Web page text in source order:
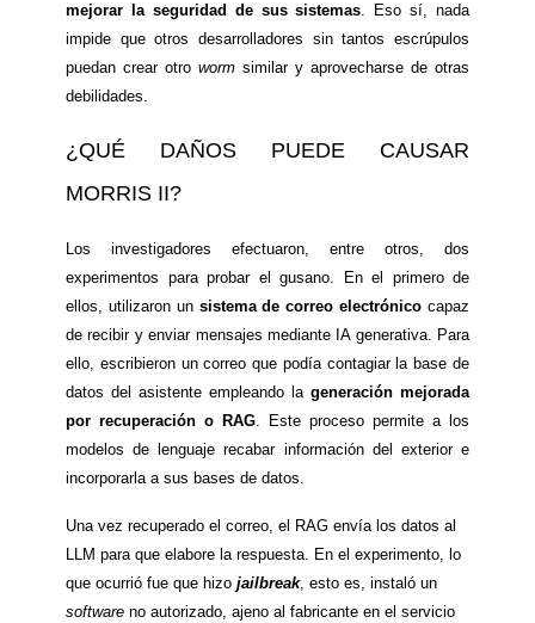
mejorar la seguridad de sus sistemas. Eso sí, nada
impide que otros desarrolladores sin tantos escrúpulos
puedan crear otro worm similar y aprovecharse de otras
debilidades.
¿QUÉ DAÑOS PUEDE CAUSAR
MORRIS II?
Los investigadores efectuaron, entre otros, dos
experimentos para probar el gusano. En el primero de
ellos, utilizaron un sistema de correo electrónico capaz
de recibir y enviar mensajes mediante IA generativa. Para
ello, escribieron un correo que podía contagiar la base de
datos del asistente empleando la generación mejorada
por recuperación o RAG. Este proceso permite a los
modelos de lenguaje recabar información del exterior e
incorporarla a sus bases de datos.
Una vez recuperado el correo, el RAG envía los datos al
LLM para que elabore la respuesta. En el experimento, lo
que ocurrió fue que hizo jailbreak, esto es, instaló un
software no autorizado, ajeno al fabricante en el servicio